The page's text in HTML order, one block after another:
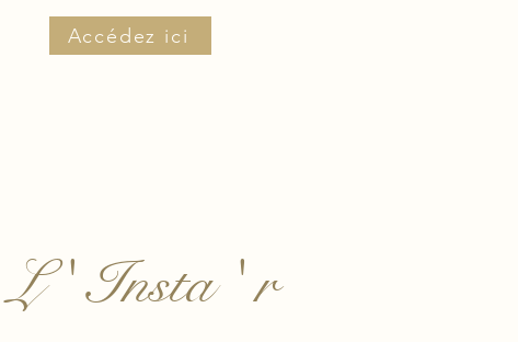
Accédez ici
L ' Insta ' r